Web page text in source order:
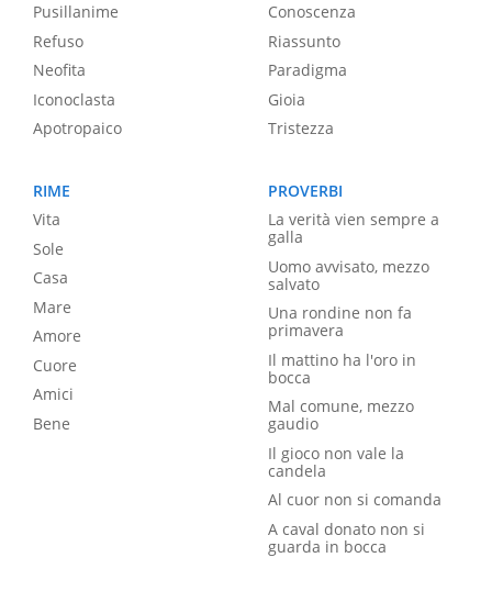
Pusillanime
Refuso
Neofita
Iconoclasta
Apotropaico
Conoscenza
Riassunto
Paradigma
Gioia
Tristezza
RIME
Vita
Sole
Casa
Mare
Amore
Cuore
Amici
Bene
PROVERBI
La verità vien sempre a
galla
Uomo avvisato, mezzo
salvato
Una rondine non fa
primavera
Il mattino ha l'oro in
bocca
Mal comune, mezzo
gaudio
Il gioco non vale la
candela
Al cuor non si comanda
A caval donato non si
guarda in bocca